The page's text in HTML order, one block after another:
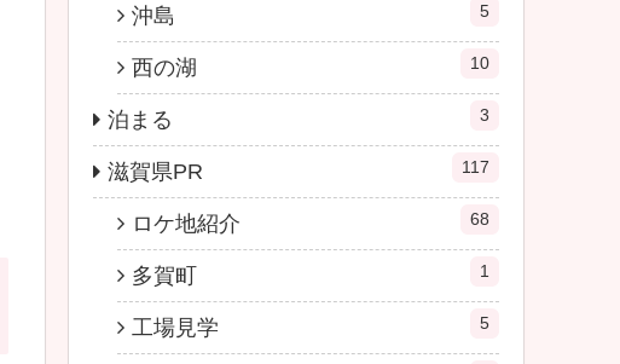
沖島 5
西の湖 10
泊まる 3
滋賀県PR 117
ロケ地紹介 68
多賀町 1
工場見学 5